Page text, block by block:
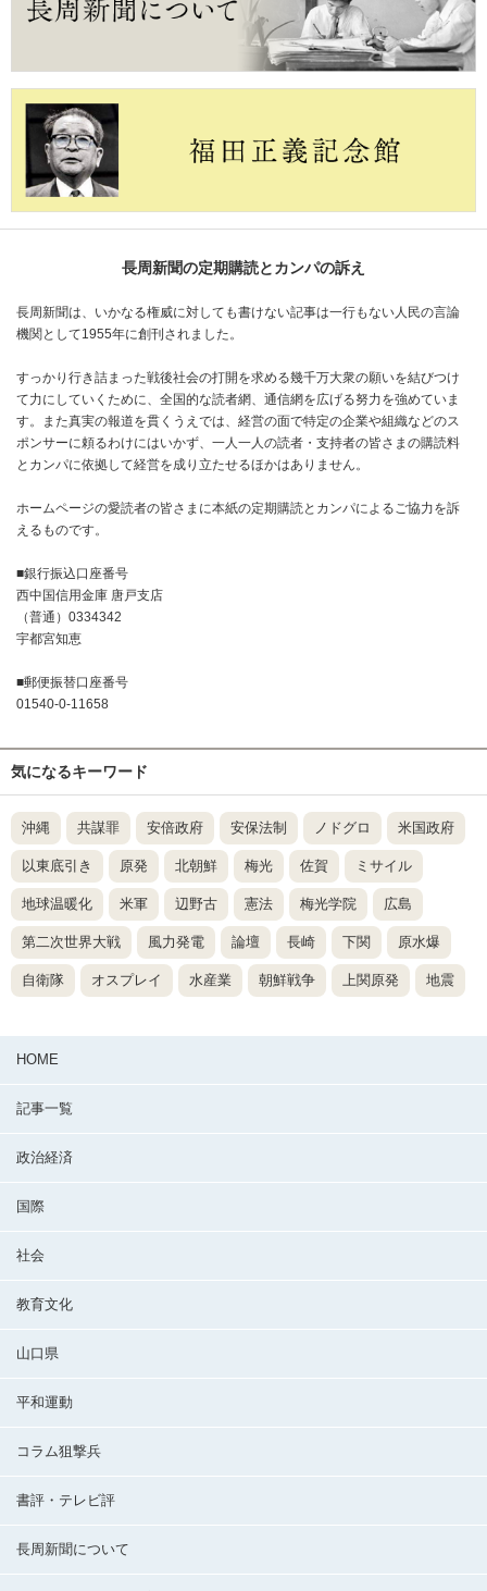
長周新聞の定期購読とカンパの訴え
長周新聞は、いかなる権威に対しても書けない記事は一行もない人民の言論
機関として1955年に創刊されました。
すっかり行き詰まった戦後社会の打開を求める幾千万大衆の願いを結びつけ
て力にしていくために、全国的な読者網、通信網を広げる努力を強めていま
す。また真実の報道を貫くうえでは、経営の面で特定の企業や組織などのス
ポンサーに頼るわけにはいかず、一人一人の読者・支持者の皆さまの購読料
とカンパに依拠して経営を成り立たせるほかはありません。
ホームページの愛読者の皆さまに本紙の定期購読とカンパによるご協力を訴
えるものです。
■銀行振込口座番号
西中国信用金庫 唐戸支店
（普通）0334342
宇都宮知恵
■郵便振替口座番号
01540-0-11658
気になるキーワード
沖縄 共謀罪 安倍政府 安保法制 ノドグロ 米国政府
以東底引き 原発 北朝鮮 梅光 佐賀 ミサイル
地球温暖化 米軍 辺野古 憲法 梅光学院 広島
第二次世界大戦 風力発電 論壇 長崎 下関 原水爆
自衛隊 オスプレイ 水産業 朝鮮戦争 上関原発 地震
HOME
記事一覧
政治経済
国際
社会
教育文化
山口県
平和運動
コラム狙撃兵
書評・テレビ評
長周新聞について